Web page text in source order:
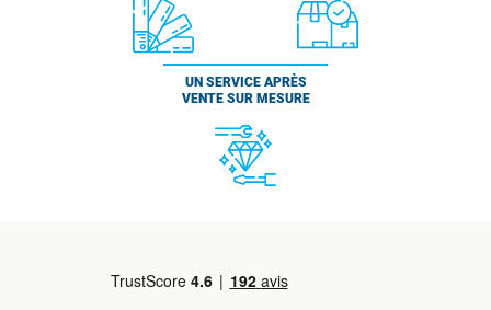
UN SERVICE APRÈS
VENTE SUR MESURE